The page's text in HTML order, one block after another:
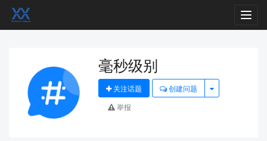
毫秒级别
关注话题
创建问题
举报